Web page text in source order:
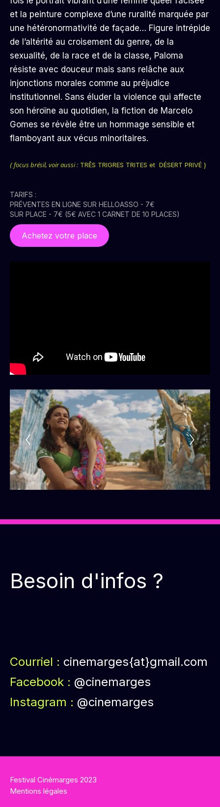
et la peinture complexe d’une ruralité marquée par
une hétéronormativité de façade… Figure intrépide
de l’altérité au croisement du genre, de la
sexualité, de la race et de la classe, Paloma
résiste avec douceur mais sans relâche aux
injonctions morales comme au préjudice
institutionnel. Sans éluder la violence qui affecte
son héroïne au quotidien, la fiction de Marcelo
Gomes se révèle être un hommage sensible et
flamboyant aux vécus minoritaires.
{ focus brésil, voir aussi : TRÊS TRIGRES TRITES et DÉSERT PRIVÉ}
TARIFS :
PRÉVENTES EN LIGNE SUR HELLOASSO - 7€
SUR PLACE - 7€ (5€ AVEC 1 CARNET DE 10 PLACES)
Achetez votre place
Besoin d'infos ?
Courriel : cinemarges{at}gmail.com
Facebook : @cinemarges
Instagram : @cinemarges
Festival Cinémarges 2023
Mentions légales